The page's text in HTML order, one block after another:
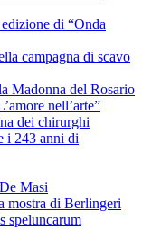
di “Onda
campagna di scavo
Madonna del Rosario
nell’arte”
dei chirurghi
i 243 anni di
Masi
mostra di Berlingeri
speluncarum